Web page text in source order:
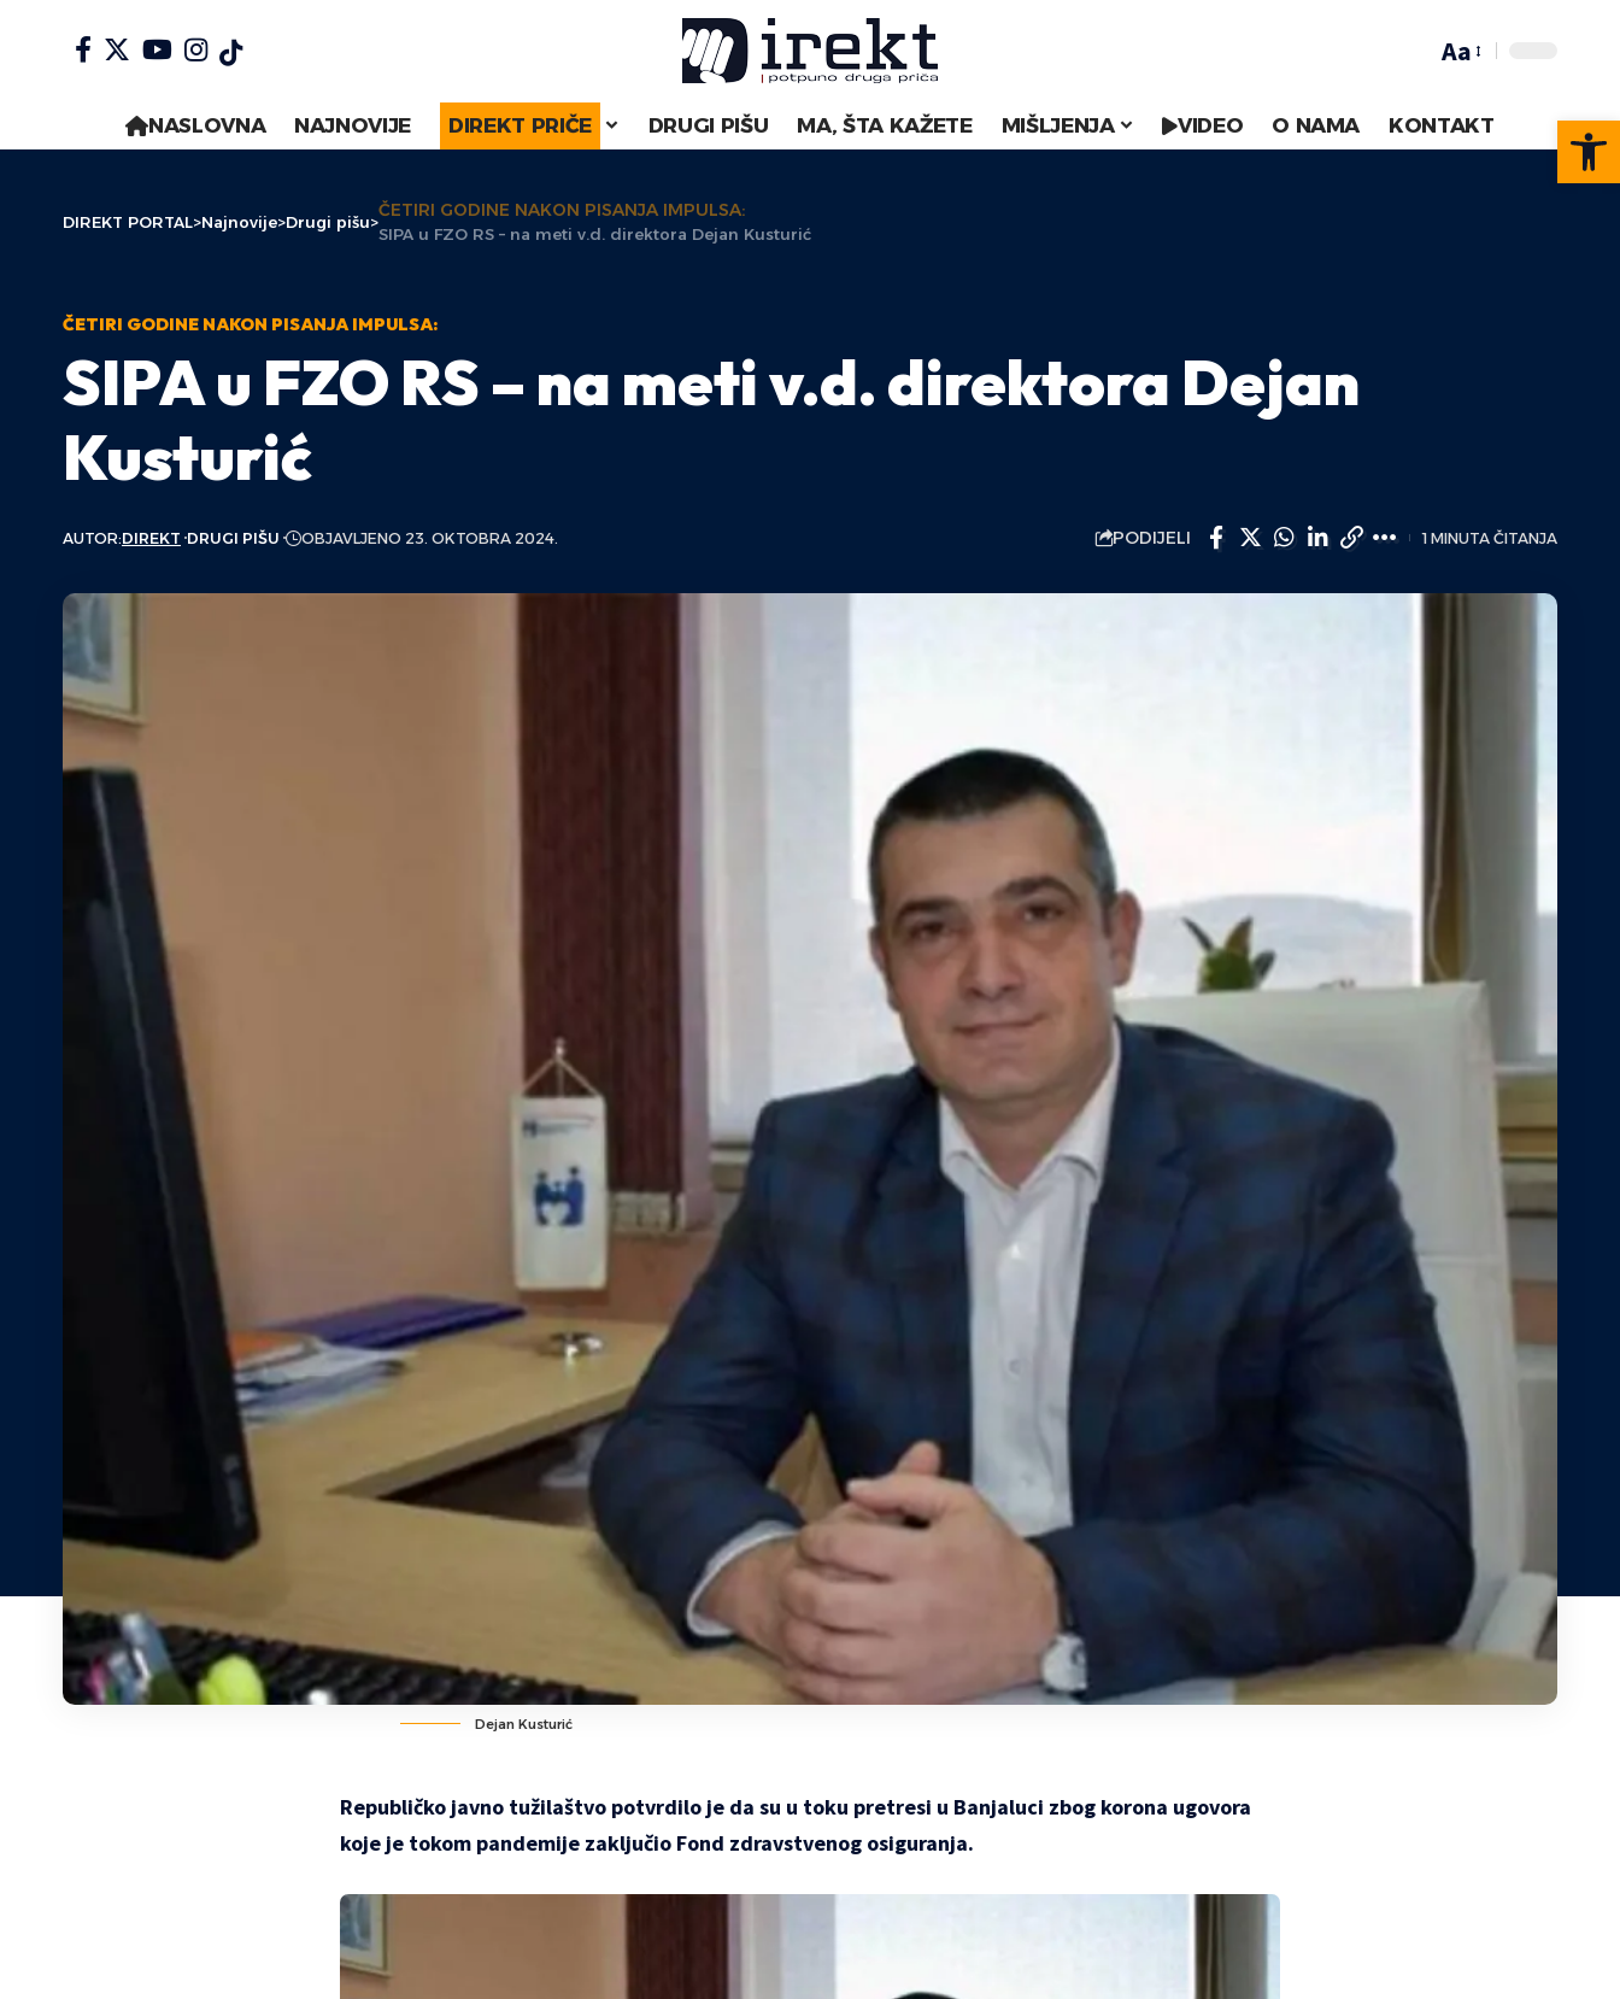
Aa
NASLOVNA NAJNOVIJE DIREKT PRIČE DRUGI PIŠU MA, ŠTA KAŽETE MIŠLJENJA VIDEO O NAMA KONTAKT
DIREKT PORTAL>Najnovije>Drugi pišu>
ČETIRI GODINE NAKON PISANJA IMPULSA:
SIPA u FZO RS – na meti v.d. direktora Dejan Kusturić
ČETIRI GODINE NAKON PISANJA IMPULSA:
SIPA u FZO RS – na meti v.d. direktora Dejan
Kusturić
AUTOR:DIREKT DRUGI PIŠU OBJAVLJENO 23. OKTOBRA 2024. PODIJELI 1 MINUTA ČITANJA
Dejan Kusturić
Republičko javno tužilaštvo potvrdilo je da su u toku pretresi u Banjaluci zbog korona ugovora
koje je tokom pandemije zaključio Fond zdravstvenog osiguranja.